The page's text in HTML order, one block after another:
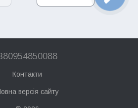
Контакти
версія сайту